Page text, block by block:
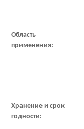
Область
применения:
Хранение и срок
годности: